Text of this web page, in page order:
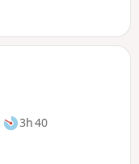
3h 40